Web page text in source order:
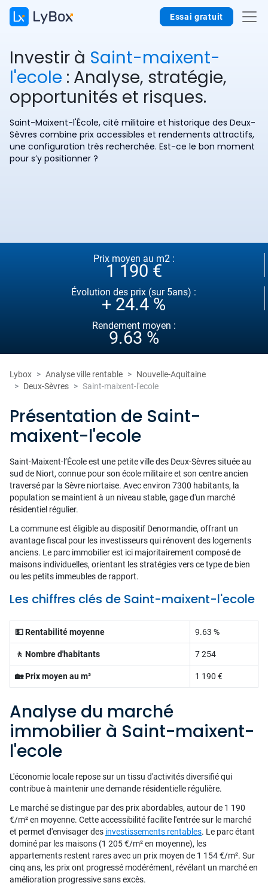
Essai gratuit
Investir à Saint-maixent-
l'ecole : Analyse, stratégie,
opportunités et risques.
Saint-Maixent-l'École, cité militaire et historique des Deux-
Sèvres combine prix accessibles et rendements attractifs,
une configuration très recherchée. Est-ce le bon moment
pour s’y positionner ?
Prix moyen au m2 :
1 190 €
Évolution des prix (sur 5ans) :
+ 24.4 %
Rendement moyen :
9.63 %
Lybox Analyse ville rentable
Nouvelle-Aquitaine
Deux-Sèvres
Saint-maixent-l'ecole
Présentation de Saint-
maixent-l'ecole
Saint-Maixent-l’École est une petite ville des Deux-Sèvres située au
sud de Niort, connue pour son école militaire et son centre ancien
traversé par la Sèvre niortaise. Avec environ 7300 habitants, la
population se maintient à un niveau stable, gage d'un marché
résidentiel régulier.
La commune est éligible au dispositif Denormandie, offrant un
avantage fiscal pour les investisseurs qui rénovent des logements
anciens. Le parc immobilier est ici majoritairement composé de
maisons individuelles, orientant les stratégies vers ce type de bien
ou les petits immeubles de rapport.
Les chiffres clés de Saint-maixent-l'ecole
💵 Rentabilité moyenne 9.63 %
🚶 Nombre d'habitants 7 254
🏡 Prix moyen au m² 1 190 €
Analyse du marché
immobilier à Saint-maixent-
l'ecole
L'économie locale repose sur un tissu d'activités diversifié qui
contribue à maintenir une demande résidentielle régulière.
Le marché se distingue par des prix abordables, autour de 1 190
€/m² en moyenne. Cette accessibilité facilite l'entrée sur le marché
et permet d'envisager des investissements rentables. Le parc étant
dominé par les maisons (1 205 €/m² en moyenne), les
appartements restent rares avec un prix moyen de 1 154 €/m². Sur
cinq ans, les prix ont progressé modérément, révélant un marché en
amélioration progressive sans excès.